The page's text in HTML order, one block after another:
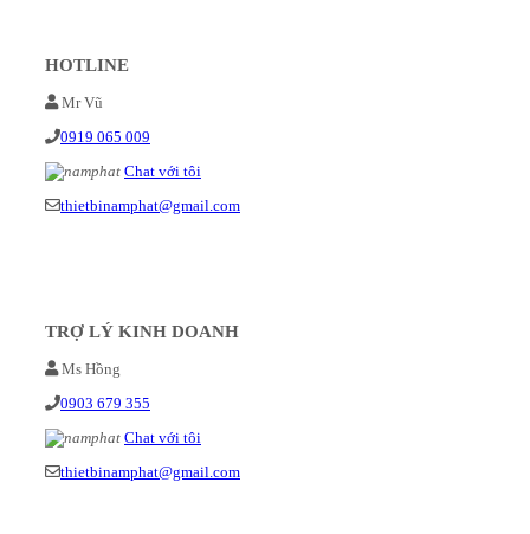
HOTLINE
Mr Vũ
0919 065 009
Chat với tôi
thietbinamphat@gmail.com
TRỢ LÝ KINH DOANH
Ms Hồng
0903 679 355
Chat với tôi
thietbinamphat@gmail.com